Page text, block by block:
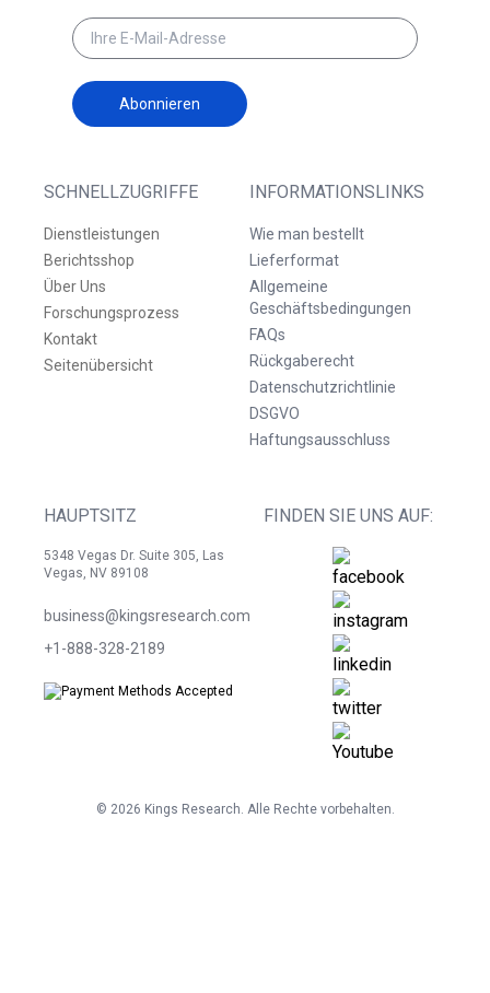
SCHNELLZUGRIFFE
Dienstleistungen
Berichtsshop
Über Uns
Forschungsprozess
Kontakt
Seitenübersicht
INFORMATIONSLINKS
Wie man bestellt
Lieferformat
Allgemeine
Geschäftsbedingungen
FAQs
Rückgaberecht
Datenschutzrichtlinie
DSGVO
Haftungsausschluss
HAUPTSITZ
5348 Vegas Dr. Suite 305, Las
Vegas, NV 89108
business@kingsresearch.com
+1-888-328-2189
FINDEN SIE UNS AUF:
Abonnieren
© 2026 Kings Research. Alle Rechte vorbehalten.